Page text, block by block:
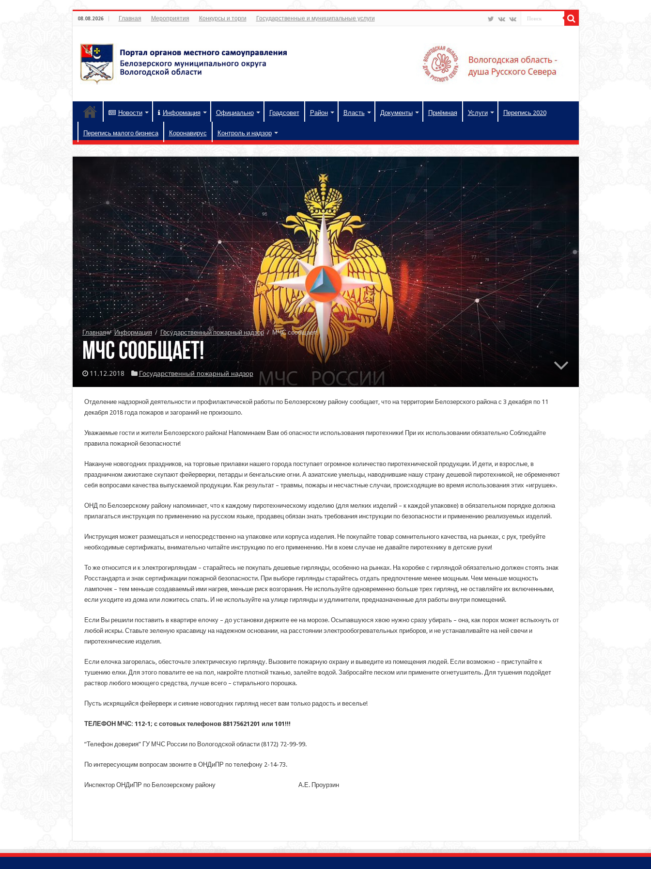
08.08.2026 Главная Мероприятия Конкурсы и торги Государственные и муниципальные услуги
Новости Информация Официально Градсовет Район Власть Документы Приёмная Услуги Перепись 2020
Перепись малого бизнеса Коронавирус Контроль и надзор
Главная / Информация / Государственный пожарный надзор / МЧС сообщает!
МЧС сообщает!
11.12.2018 Государственный пожарный надзор
Отделение надзорной деятельности и профилактической работы по Белозерскому району сообщает, что на территории Белозерского района с 3 декабря по 11
декабря 2018 года пожаров и загораний не произошло.
Уважаемые гости и жители Белозерского района! Напоминаем Вам об опасности использования пиротехники! При их использовании обязательно Соблюдайте
правила пожарной безопасности!
Накануне новогодних праздников, на торговые прилавки нашего города поступает огромное количество пиротехнической продукции. И дети, и взрослые, в
праздничном ажиотаже скупают фейерверки, петарды и бенгальские огни. А азиатские умельцы, наводнившие нашу страну дешевой пиротехникой, не обременяют
себя вопросами качества выпускаемой продукции. Как результат – травмы, пожары и несчастные случаи, происходящие во время использования этих «игрушек».
ОНД по Белозерскому району напоминает, что к каждому пиротехническому изделию (для мелких изделий – к каждой упаковке) в обязательном порядке должна
прилагаться инструкция по применению на русском языке, продавец обязан знать требования инструкции по безопасности и применению реализуемых изделий.
Инструкция может размещаться и непосредственно на упаковке или корпуса изделия. Не покупайте товар сомнительного качества, на рынках, с рук, требуйте
необходимые сертификаты, внимательно читайте инструкцию по его применению. Ни в коем случае не давайте пиротехнику в детские руки!
То же относится и к электрогирляндам – старайтесь не покупать дешевые гирлянды, особенно на рынках. На коробке с гирляндой обязательно должен стоять знак
Росстандарта и знак сертификации пожарной безопасности. При выборе гирлянды старайтесь отдать предпочтение менее мощным. Чем меньше мощность
лампочек – тем меньше создаваемый ими нагрев, меньше риск возгорания. Не используйте одновременно больше трех гирлянд, не оставляйте их включенными,
если уходите из дома или ложитесь спать. И не используйте на улице гирлянды и удлинители, предназначенные для работы внутри помещений.
Если Вы решили поставить в квартире елочку – до установки держите ее на морозе. Осыпавшуюся хвою нужно сразу убирать – она, как порох может вспыхнуть от
любой искры. Ставьте зеленую красавицу на надежном основании, на расстоянии электрообогревательных приборов, и не устанавливайте на ней свечи и
пиротехнические изделия.
Если елочка загорелась, обесточьте электрическую гирлянду. Вызовите пожарную охрану и выведите из помещения людей. Если возможно – приступайте к
тушению елки. Для этого повалите ее на пол, накройте плотной тканью, залейте водой. Забросайте песком или примените огнетушитель. Для тушения подойдет
раствор любого моющего средства, лучше всего – стирального порошка.
Пусть искрящийся фейерверк и сияние новогодних гирлянд несет вам только радость и веселье!
ТЕЛЕФОН МЧС: 112-1; с сотовых телефонов 88175621201 или 101!!!
“Телефон доверия” ГУ МЧС России по Вологодской области (8172) 72-99-99.
По интересующим вопросам звоните в ОНДиПР по телефону 2-14-73.
Инспектор ОНДиПР по Белозерскому району А.Е. Проурзин